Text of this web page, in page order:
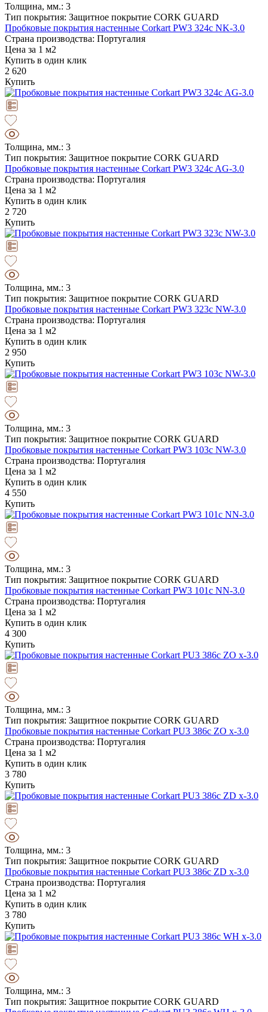
Толщина, мм.: 3
Тип покрытия: Защитное покрытие CORK GUARD
Пробковые покрытия настенные Corkart PW3 324c NK-3.0
Страна производства: Португалия
Цена за 1 м2
Купить в один клик
2 620
Купить
Толщина, мм.: 3
Тип покрытия: Защитное покрытие CORK GUARD
Пробковые покрытия настенные Corkart PW3 324c AG-3.0
Страна производства: Португалия
Цена за 1 м2
Купить в один клик
2 720
Купить
Толщина, мм.: 3
Тип покрытия: Защитное покрытие CORK GUARD
Пробковые покрытия настенные Corkart PW3 323c NW-3.0
Страна производства: Португалия
Цена за 1 м2
Купить в один клик
2 950
Купить
Толщина, мм.: 3
Тип покрытия: Защитное покрытие CORK GUARD
Пробковые покрытия настенные Corkart PW3 103c NW-3.0
Страна производства: Португалия
Цена за 1 м2
Купить в один клик
4 550
Купить
Толщина, мм.: 3
Тип покрытия: Защитное покрытие CORK GUARD
Пробковые покрытия настенные Corkart PW3 101c NN-3.0
Страна производства: Португалия
Цена за 1 м2
Купить в один клик
4 300
Купить
Толщина, мм.: 3
Тип покрытия: Защитное покрытие CORK GUARD
Пробковые покрытия настенные Corkart PU3 386c ZO x-3.0
Страна производства: Португалия
Цена за 1 м2
Купить в один клик
3 780
Купить
Толщина, мм.: 3
Тип покрытия: Защитное покрытие CORK GUARD
Пробковые покрытия настенные Corkart PU3 386c ZD x-3.0
Страна производства: Португалия
Цена за 1 м2
Купить в один клик
3 780
Купить
Толщина, мм.: 3
Тип покрытия: Защитное покрытие CORK GUARD